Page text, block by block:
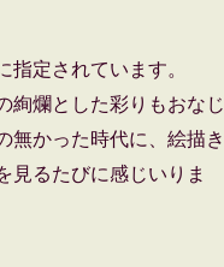
指定されています。
絢爛とした彩りもおなじ
無かった時代に、絵描き
見るたびに感じいりま